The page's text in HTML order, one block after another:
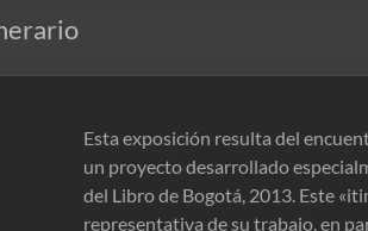
Esta exposición resulta del
un proyecto desarrollado
del Libro de Bogotá, 2013. Este
representativa de su trabajo, en